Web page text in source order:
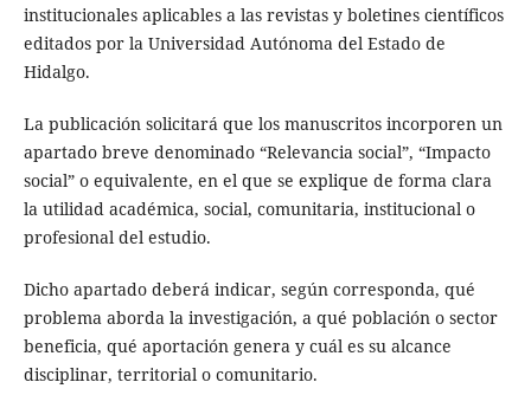
institucionales aplicables a las revistas y boletines científicos
editados por la Universidad Autónoma del Estado de
Hidalgo.
La publicación solicitará que los manuscritos incorporen un
apartado breve denominado “Relevancia social”, “Impacto
social” o equivalente, en el que se explique de forma clara
la utilidad académica, social, comunitaria, institucional o
profesional del estudio.
Dicho apartado deberá indicar, según corresponda, qué
problema aborda la investigación, a qué población o sector
beneficia, qué aportación genera y cuál es su alcance
disciplinar, territorial o comunitario.